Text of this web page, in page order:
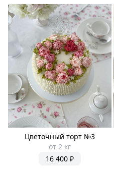
Цветочный торт №3
от 2 кг
16 400 ₽